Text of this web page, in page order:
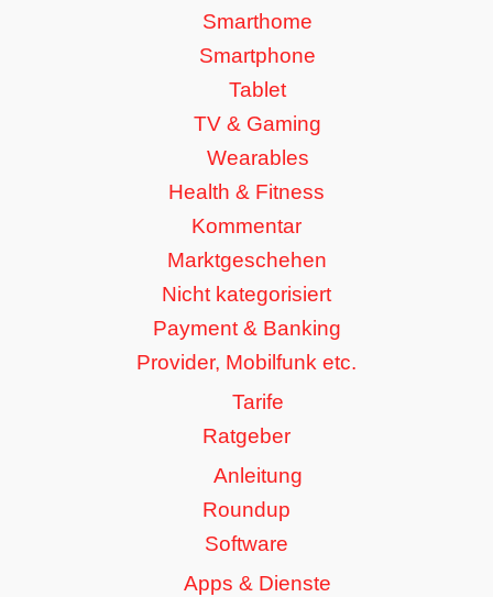
Smarthome
Smartphone
Tablet
TV & Gaming
Wearables
Health & Fitness
Kommentar
Marktgeschehen
Nicht kategorisiert
Payment & Banking
Provider, Mobilfunk etc.
Tarife
Ratgeber
Anleitung
Roundup
Software
Apps & Dienste